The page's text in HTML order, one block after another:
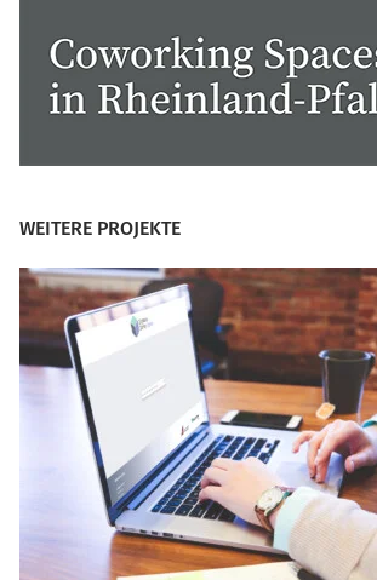
WEITERE PROJEKTE